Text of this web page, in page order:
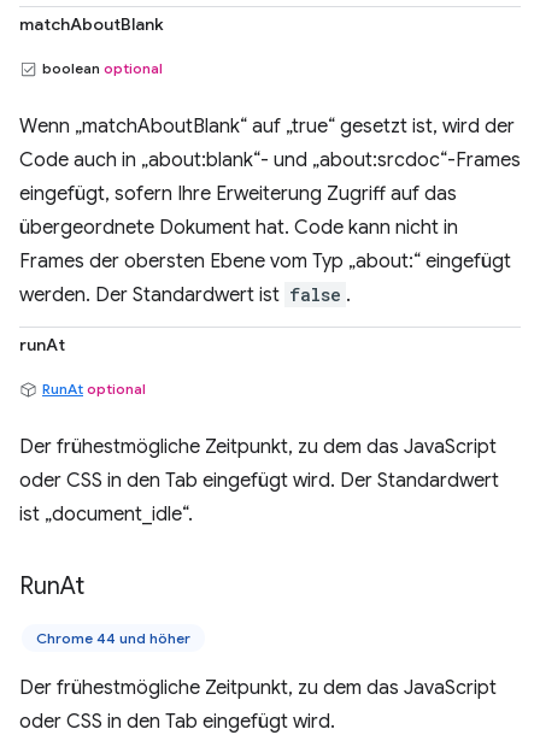
matchAboutBlank
boolean optional
Wenn „matchAboutBlank“ auf „true“ gesetzt ist, wird der
Code auch in „about:blank“- und „about:srcdoc“-Frames
eingefügt, sofern Ihre Erweiterung Zugriff auf das
übergeordnete Dokument hat. Code kann nicht in
Frames der obersten Ebene vom Typ „about:“ eingefügt
werden. Der Standardwert ist false .
runAt
RunAt optional
Der frühestmögliche Zeitpunkt, zu dem das JavaScript
oder CSS in den Tab eingefügt wird. Der Standardwert
ist „document_idle“.
RunAt
Chrome 44 und höher
Der frühestmögliche Zeitpunkt, zu dem das JavaScript
oder CSS in den Tab eingefügt wird.